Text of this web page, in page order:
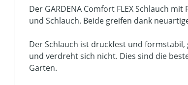
Der GARDENA Comfort FLEX Schlauch
und Schlauch. Beide greifen dank
Der Schlauch ist druckfest und
und verdreht sich nicht. Dies sind die
Garten.